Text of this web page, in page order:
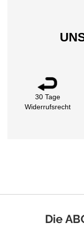
30 Tage
Widerrufsrecht
Die